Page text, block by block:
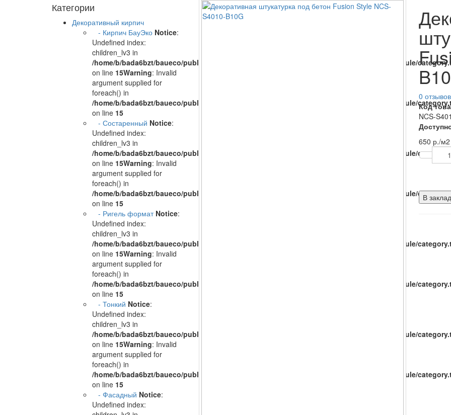
Категории
Декоративный кирпич
- Кирпич БауЭко Notice:
Undefined index:
children_lv3 in
/home/b/bada6bzt/baueco/public_html/catalog/view/theme/baueco/template/extension/module/
on line 15Warning: Invalid
argument supplied for
foreach() in
/home/b/bada6bzt/baueco/public_html/catalog/view/theme/baueco/template/extension/module/
on line 15
- Состаренный Notice:
Undefined index:
children_lv3 in
/home/b/bada6bzt/baueco/public_html/catalog/view/theme/baueco/template/extension/module/
on line 15Warning: Invalid
argument supplied for
foreach() in
/home/b/bada6bzt/baueco/public_html/catalog/view/theme/baueco/template/extension/module/
on line 15
- Ригель формат Notice:
Undefined index:
children_lv3 in
/home/b/bada6bzt/baueco/public_html/catalog/view/theme/baueco/template/extension/module/
on line 15Warning: Invalid
argument supplied for
foreach() in
/home/b/bada6bzt/baueco/public_html/catalog/view/theme/baueco/template/extension/module/
on line 15
- Тонкий Notice:
Undefined index:
children_lv3 in
/home/b/bada6bzt/baueco/public_html/catalog/view/theme/baueco/template/extension/module/
on line 15Warning: Invalid
argument supplied for
foreach() in
/home/b/bada6bzt/baueco/public_html/catalog/view/theme/baueco/template/extension/module/
on line 15
- Фасадный Notice:
Undefined index:
0 отзывов
Код
NCS-
650 р./м2
В